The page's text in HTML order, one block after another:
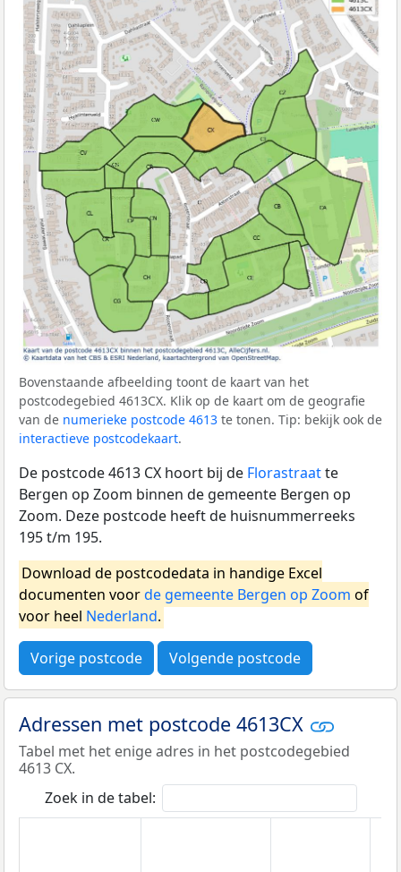
Bovenstaande afbeelding toont de kaart van het
postcodegebied 4613CX. Klik op de kaart om de geografie
van de numerieke postcode 4613 te tonen. Tip: bekijk ook de
interactieve postcodekaart.
De postcode 4613 CX hoort bij de Florastraatte
Bergen op Zoom binnen de gemeente Bergen op
Zoom. Deze postcode heeft de huisnummerreeks
195 t/m 195.
Download de postcodedata in handige Excel
documenten voorde gemeente Bergen op Zoom of
voor heel Nederland.
Vorige postcode Volgende postcode
Adressen met postcode 4613CX
Tabel met het enige adres in het postcodegebied
4613 CX.
Zoek in de tabel: